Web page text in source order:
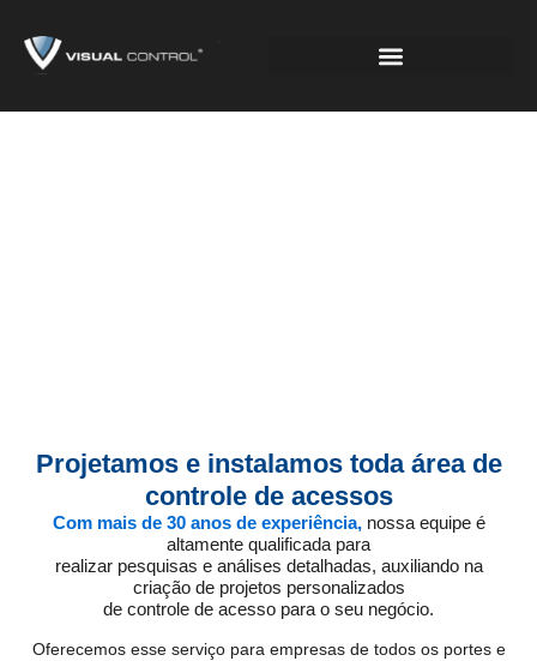
Projetamos e instalamos toda área de
controle de acessos
Com mais de 30 anos de experiência,nossa equipe é
altamente qualificada para
realizar pesquisas e análises detalhadas, auxiliando na
criação de projetos personalizados
de controle de acesso para o seu negócio.
Oferecemos esse serviço para empresas de todos os portes e